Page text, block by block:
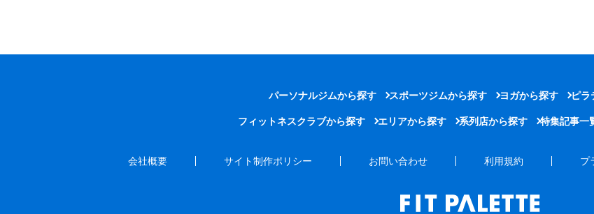
パーソナルジムから探す スポーツジムから探す ヨガから探す ピラ
フィットネスクラブから探す エリアから探す 系列店から探す 特集記事一
会社概要 サイト制作ポリシー お問い合わせ 利用規約 プ